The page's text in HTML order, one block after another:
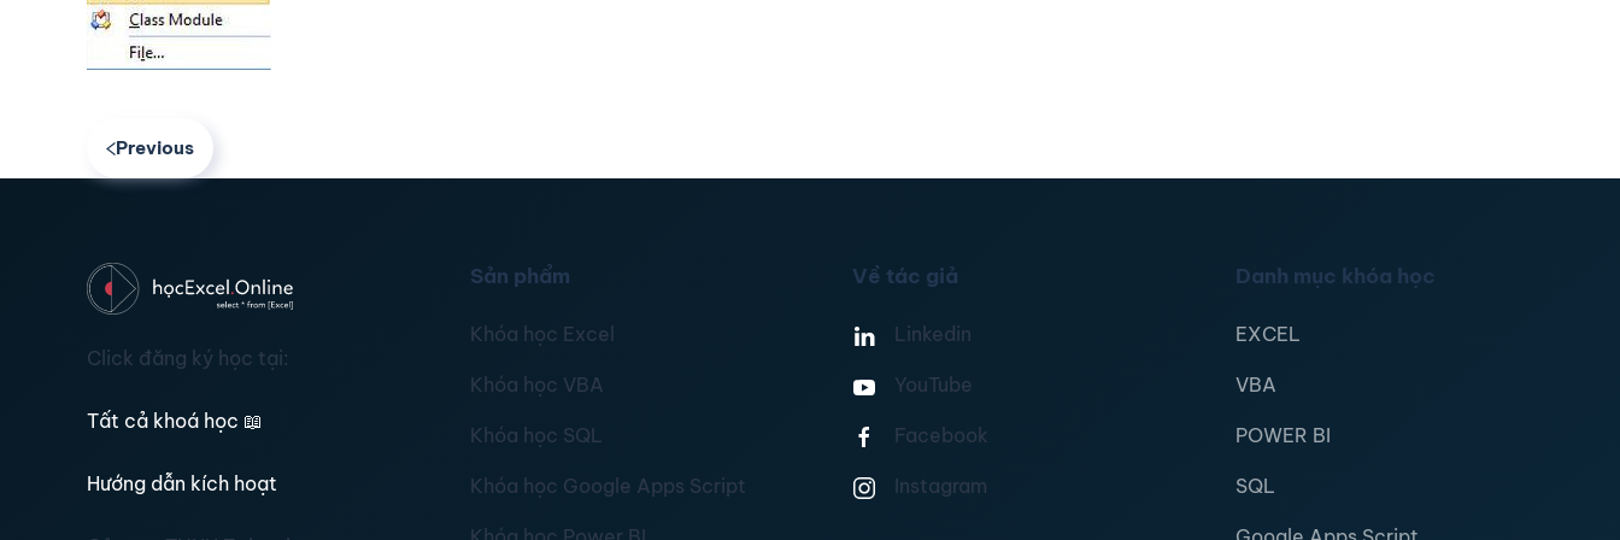
Previous
Click đăng ký học tại:
Tất cả khoá học 📖
Hướng dẫn kích hoạt
Sản phẩm
Khóa học Excel
Khóa học VBA
Khóa học SQL
Khóa học Google Apps Script
Về tác giả
Linkedin
YouTube
Facebook
Instagram
Danh mục khóa học
EXCEL
VBA
POWER BI
SQL